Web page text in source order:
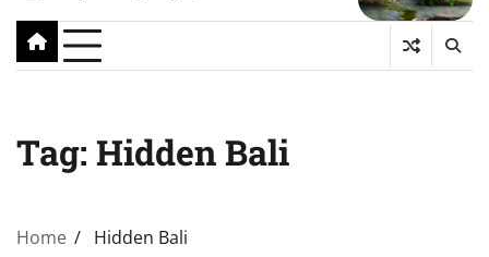
Tag: Hidden Bali
Home Hidden Bali